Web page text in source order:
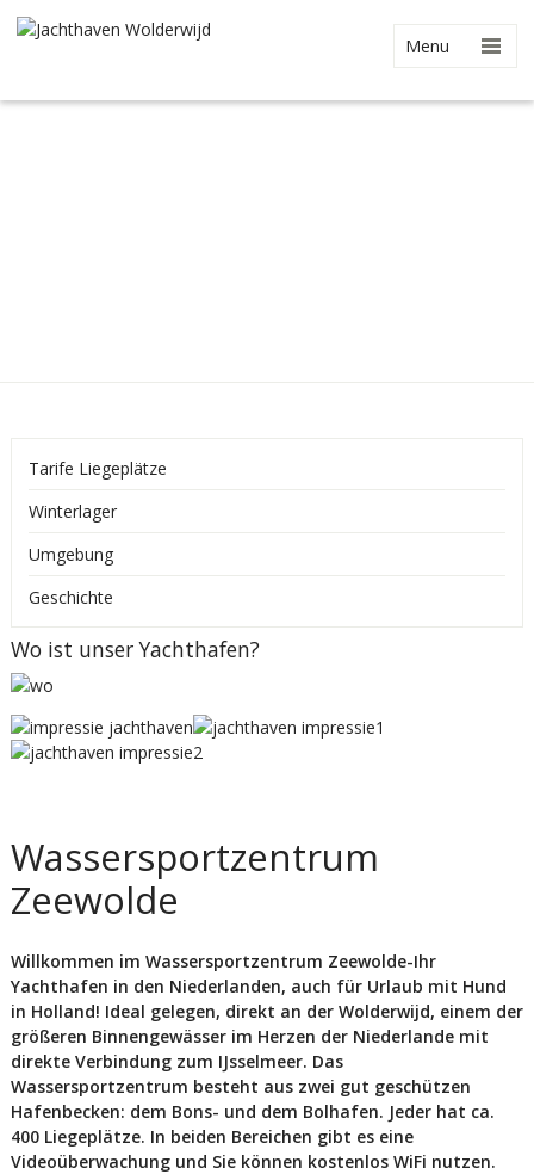
Menu
Tarife Liegeplätze
Winterlager
Umgebung
Geschichte
Wo ist unser Yachthafen?
Wassersportzentrum
Zeewolde
Willkommen im Wassersportzentrum Zeewolde-Ihr
Yachthafen in den Niederlanden, auch für Urlaub mit Hund
in Holland! Ideal gelegen, direkt an der Wolderwijd, einem der
größeren Binnengewässer im Herzen der Nie­der­lan­de mit
direkte Verbindung zum IJsselmeer. Das
Wassersportzentrum besteht aus zwei gut geschützen
Hafenbecken: dem Bons- und dem Bolhafen. Jeder hat ca.
400 Liegeplätze. In beiden Be­rei­chen gibt es eine
Videoüberwachung und Sie können kostenlos WiFi nutzen.